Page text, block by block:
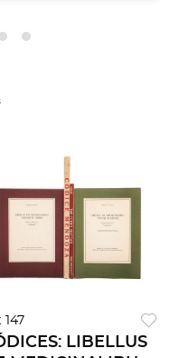
147
LIBELLUS